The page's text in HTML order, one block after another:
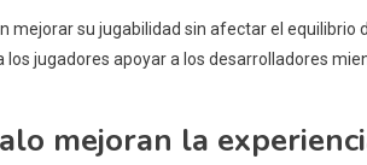
mejorar su jugabilidad sin afectar el equilibrio
jugadores apoyar a los desarrolladores
mejoran la